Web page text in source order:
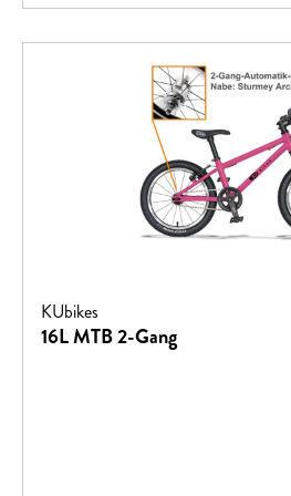
KUbikes
16L MTB 2-Gang